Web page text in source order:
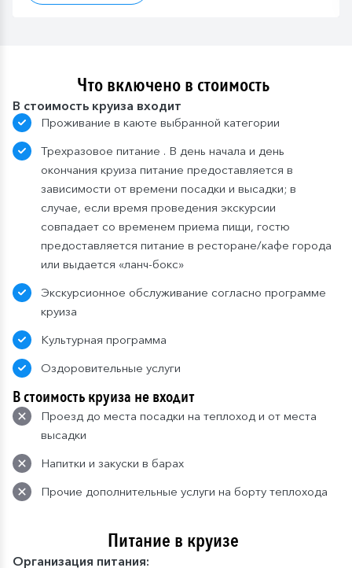
Что включено в стоимость
В стоимость круиза входит
Проживание в каюте выбранной категории
Трехразовое питание . В день начала и день
окончания круиза питание предоставляется в
зависимости от времени посадки и высадки; в
случае, если время проведения экскурсии
совпадает со временем приема пищи, гостю
предоставляется питание в ресторане/кафе города
или выдается «ланч-бокс»
Экскурсионное обслуживание согласно программе
круиза
Культурная программа
Оздоровительные услуги
В стоимость круиза не входит
Проезд до места посадки на теплоход и от места
высадки
Напитки и закуски в барах
Прочие дополнительные услуги на борту теплохода
Питание в круизе
Организация питания: